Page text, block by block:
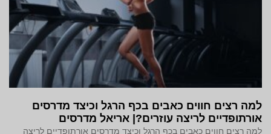
למה רצים חווים כאבים בכף הרגל וכיצד מדרסים
אורתופדיים לריצה עוזרים?| אריאל מדרסים
למה רצים חווים כאבים בכף הרגל וכיצד מדרסים אורתופדיים לריצה